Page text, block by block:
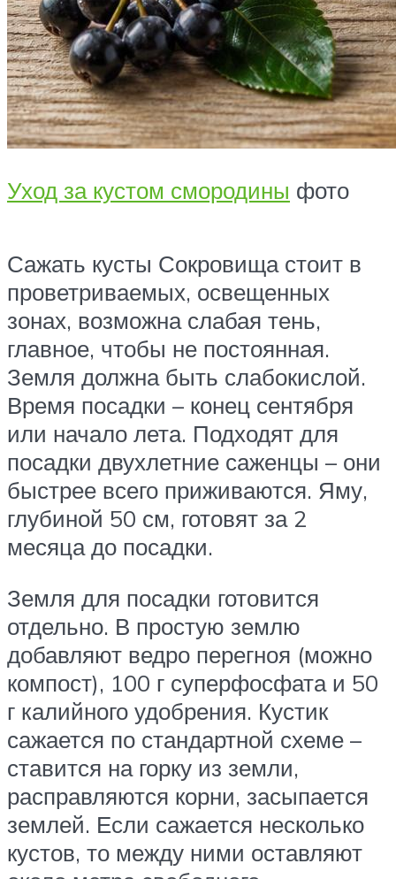
Уход за кустом смородины фото
Сажать кусты Сокровища стоит в
проветриваемых, освещенных
зонах, возможна слабая тень,
главное, чтобы не постоянная.
Земля должна быть слабокислой.
Время посадки – конец сентября
или начало лета. Подходят для
посадки двухлетние саженцы – они
быстрее всего приживаются. Яму,
глубиной 50 см, готовят за 2
месяца до посадки.
Земля для посадки готовится
отдельно. В простую землю
добавляют ведро перегноя (можно
компост), 100 г суперфосфата и 50
г калийного удобрения. Кустик
сажается по стандартной схеме –
ставится на горку из земли,
расправляются корни, засыпается
землей. Если сажается несколько
кустов, то между ними оставляют